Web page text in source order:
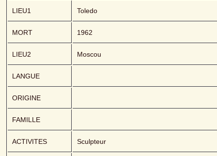
LIEU1 Toledo
MORT 1962
LIEU2 Moscou
LANGUE
ORIGINE
FAMILLE
ACTIVITES Sculpteur